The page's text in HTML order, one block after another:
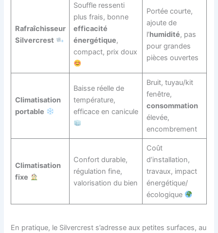
Rafraîchisseur
Silvercrest
Souffle ressenti
plus frais, bonne
efficacité
énergétique,
compact, prix doux
Portée courte,
ajoute de
l’humidité, pas
pour grandes
pièces ouvertes
Climatisation
portable
Baisse réelle de
température,
efficace en canicule
Bruit, tuyau/kit
fenêtre,
consommation
élevée,
encombrement
Climatisation
fixe
Confort durable,
régulation fine,
valorisation du bien
Coût
d’installation,
travaux, impact
énergétique/
écologique
En pratique, le Silvercrest s’adresse aux petites surfaces, au